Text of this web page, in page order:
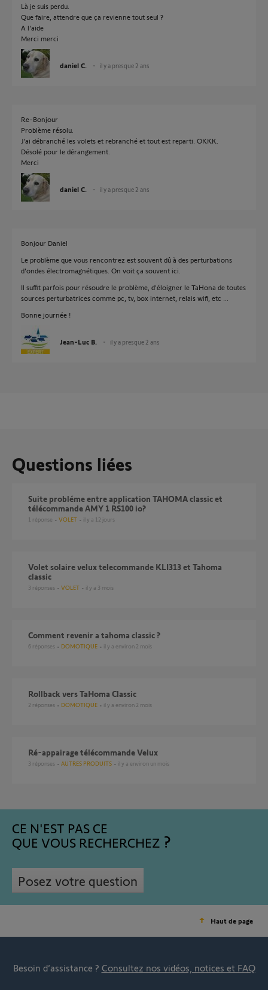
Là je suis perdu.
Que faire, attendre que ça revienne tout seul ?
A l'aide
Merci merci
daniel C. il y a presque 2 ans
Re-Bonjour
Problème résolu.
J'ai débranché les volets et rebranché et tout est reparti. OKKK.
Désolé pour le dérangement.
Merci
daniel C. il y a presque 2 ans
Bonjour Daniel
Le problème que vous rencontrez est souvent dû à des perturbations
d'ondes électromagnétiques. On voit ça souvent ici.
Il suffit parfois pour résoudre le problème, d'éloigner le TaHona de toutes
sources perturbatrices comme pc, tv, box internet, relais wifi, etc ...
Bonne journée !
Jean-Luc B. il y a presque 2 ans
Questions liées
Suite probléme entre application TAHOMA classic et
télécommande AMY 1 RS100 io?
1 réponse VOLET il y a 12 jours
volet solaire velux telecommande KLI313 et Tahoma
classic
3 réponses VOLET il y a 3 mois
Comment revenir a tahoma classic ?
6 réponses DOMOTIQUE il y a environ 2 mois
Rollback vers TaHoma Classic
2 réponses DOMOTIQUE il y a environ 2 mois
ré-appairage télécommande Velux
3 réponses AUTRES PRODUITS il y a environ un mois
CE N'EST PAS CE
QUE VOUS RECHERCHEZ
Posez votre question
Haut de page
Besoin d’assistance ? Consultez nos vidéos, notices et FAQ